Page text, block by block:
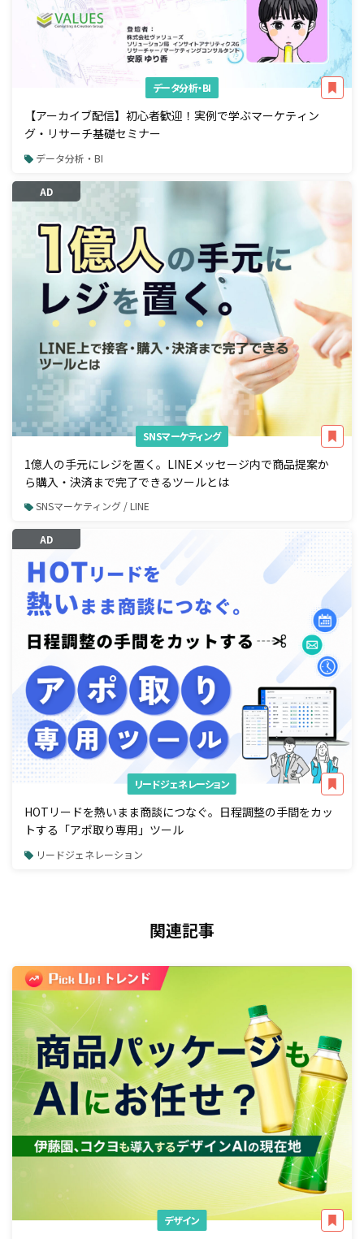
データ分析・BI
【アーカイブ配信】初心者歓迎！実例で学ぶマーケティン
グ・リサーチ基礎セミナー
データ分析・BI
AD
SNSマーケティング
1億人の手元にレジを置く。LINEメッセージ内で商品提案か
ら購入・決済まで完了できるツールとは
SNSマーケティング / LINE
AD
リードジェネレーション
HOTリードを熱いまま商談につなぐ。日程調整の手間をカッ
トする「アポ取り専用」ツール
リードジェネレーション
関連記事
デザイン